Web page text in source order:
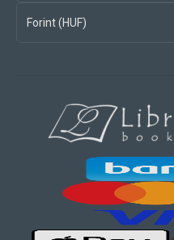
Forint (HUF)